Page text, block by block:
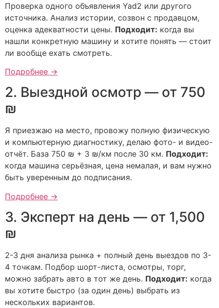
Проверка одного объявления Yad2 или другого
источника. Анализ истории, созвон с продавцом,
оценка адекватности цены. Подходит: когда вы
нашли конкретную машину и хотите понять — стоит
ли вообще ехать смотреть.
Подробнее →
2. Выездной осмотр — от 750
₪
Я приезжаю на место, провожу полную физическую
и компьютерную диагностику, делаю фото- и видео-
отчёт. База 750 ₪ + 3 ₪/км после 30 км. Подходит:
когда машина серьёзная, цена немалая, и вам нужно
быть уверенным до подписания.
Подробнее →
3. Эксперт на день — от 1,500
₪
2-3 дня анализа рынка + полный день выездов по 3-
4 точкам. Подбор шорт-листа, осмотры, торг,
можно забрать авто в тот же день. Подходит: когда
вы хотите быстро (за один день) выбрать из
нескольких вариантов.